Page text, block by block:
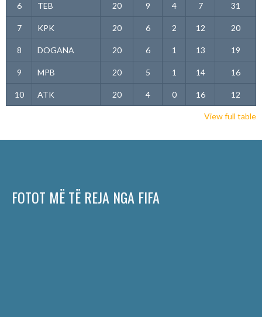
6 TEB 20 9 4 7 31
7 KPK 20 6 2 12 20
8 DOGANA 20 6 1 13 19
9 MPB 20 5 1 14 16
10 ATK 20 4 0 16 12
View full table
FOTOT MË TË REJA NGA FIFA